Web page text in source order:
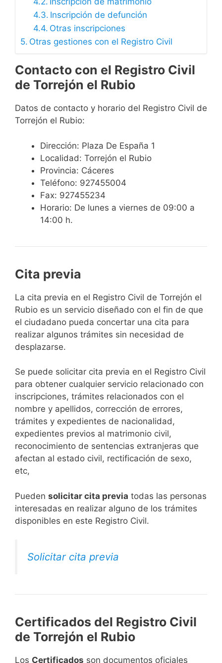
Inscripción de defunción
Otras inscripciones
Otras gestiones con el Registro Civil
Contacto con el Registro Civil
de Torrejón el Rubio
Datos de contacto y horario del Registro Civil de
Torrejón el Rubio:
Dirección: Plaza De España 1
Localidad: Torrejón el Rubio
Provincia: Cáceres
Teléfono: 927455004
Fax: 927455234
Horario: De lunes a viernes de 09:00 a
14:00 h.
Cita previa
​​​​​​​​​​​​​​​​​​​​​​​​​​​​La cita previa en el Registro Civil de Torrejón el
Rubio es un servicio diseñado con el fin de que
el ciudadano pueda concertar una cita para
realizar algunos trámites sin necesidad de
desplazarse.​
Se puede solicitar cita previa en el Registro Civil
para obtener cualquier servicio relacionado con
inscripciones, trámites relacionados con el
nombre y apellidos, corrección de errores,
trámites y expedientes de nacionalidad,
expedientes previos al matrimonio civil,
reconocimiento de sentencias extranjeras que
afectan al estado civil, rectificación de sexo,
etc,
​Pueden solicitar cita previa todas las personas
interesadas en realizar alguno de los trámites
disponibles en este Registro Civil.​
Solicitar cita previa
Certificados del Registro Civil
de Torrejón el Rubio
Los Certificados son documentos oficiales